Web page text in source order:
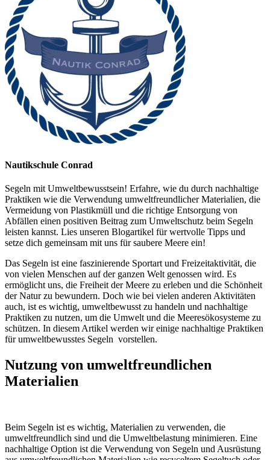
Nautikschule Conrad
Segeln mit Umweltbewusstsein! Erfahre, wie du durch nachhaltige
Praktiken wie die Verwendung umweltfreundlicher Materialien, die
Vermeidung von Plastikmüll und die richtige Entsorgung von
Abfällen einen positiven Beitrag zum Umweltschutz beim Segeln
leisten kannst. Lies unseren Blogartikel für wertvolle Tipps und
setze dich gemeinsam mit uns für saubere Meere ein!
Das Segeln ist eine faszinierende Sportart und Freizeitaktivität, die
von vielen Menschen auf der ganzen Welt genossen wird. Es
ermöglicht uns, die Freiheit der Meere zu erleben und die Schönheit
der Natur zu bewundern. Doch wie bei vielen anderen Aktivitäten
auch, ist es wichtig, umweltbewusst zu handeln und nachhaltige
Praktiken zu nutzen, um die Umwelt und die Meeresökosysteme zu
schützen. In diesem Artikel werden wir einige nachhaltige Praktiken
für umweltbewusstes Segeln vorstellen.
Nutzung von umweltfreundlichen
Materialien
Beim Segeln ist es wichtig, Materialien zu verwenden, die
umweltfreundlich sind und die Umweltbelastung minimieren. Eine
nachhaltige Option ist die Verwendung von Segeln und Ausrüstung